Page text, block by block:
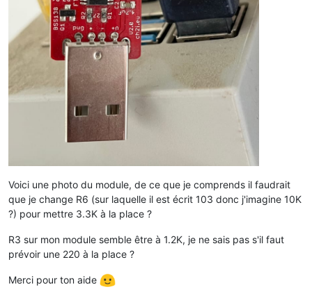
Voici une photo du module, de ce que je comprends il faudrait
que je change R6 (sur laquelle il est écrit 103 donc j'imagine 10K
?) pour mettre 3.3K à la place ?
R3 sur mon module semble être à 1.2K, je ne sais pas s'il faut
prévoir une 220 à la place ?
Merci pour ton aide